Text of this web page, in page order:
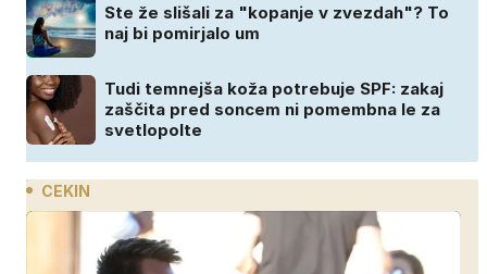
Ste že slišali za "kopanje v zvezdah"? To
naj bi pomirjalo um
Tudi temnejša koža potrebuje SPF: zakaj
zaščita pred soncem ni pomembna le za
svetlopolte
CEKIN